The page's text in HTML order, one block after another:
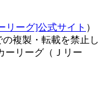
リーグ]公式サイト ）
複製・転載を禁止し
ーリーグ（Ｊリー